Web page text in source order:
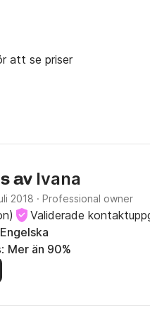
hotellet/flygplatsen,
att se priser
av Ivana
2018 · Professional owner
)
Validerade
Engelska
Mer än 90%